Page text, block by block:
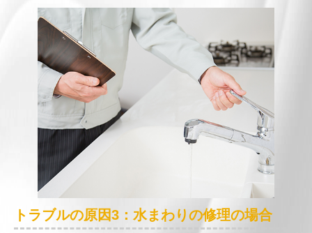
トラブルの原因3：水まわりの修理の場合